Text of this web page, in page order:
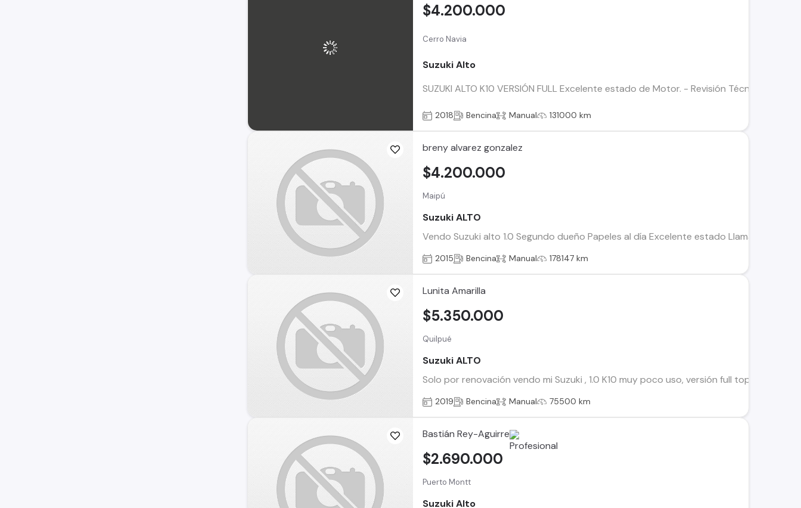
Cerro Navia
Suzuki Alto
SUZUKI ALTO K10 VERSIÓN FULL Excelente estado de Motor. - Revisión Técnica
$4.200.000
2018 Bencina Manual 131000 km
breny alvarez gonzalez
Maipú
Suzuki ALTO
Vendo Suzuki alto 1.0 Segundo dueño Papeles al día Excelente estado Llamar sólo
$4.200.000
2015 Bencina Manual 178147 km
Lunita Amarilla
Quilpué
Suzuki ALTO
Solo por renovación vendo mi Suzuki , 1.0 K10 muy poco uso, versión full tope de
$5.350.000
2019 Bencina Manual 75500 km
Bastián Rey-Aguirre
Puerto Montt
Suzuki Alto
$2.690.000